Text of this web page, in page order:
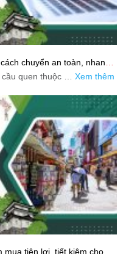
chuyển an toàn, nhanh
cầu quen thuộc … Xem thêm
mua tiện lợi, tiết kiệm cho